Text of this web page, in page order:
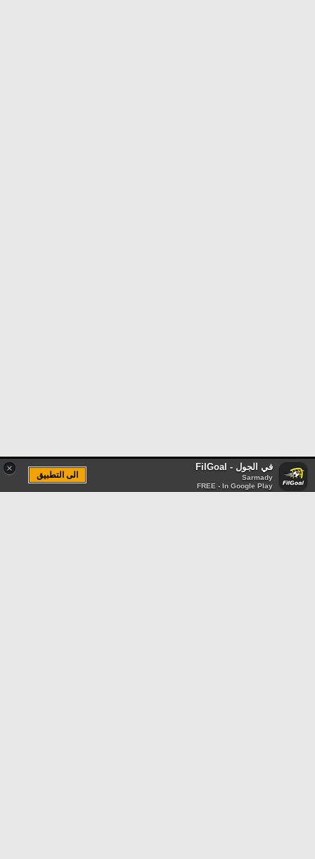
× في الجول - FilGoal
Sarmady
FREE - In Google Play
الى التطبيق